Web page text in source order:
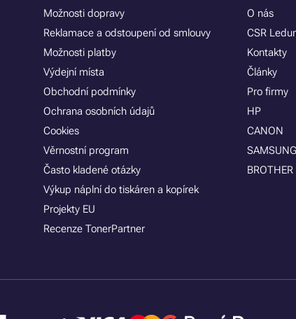
Možnosti dopravy
Reklamace a odstoupení od smlouvy
Možnosti platby
Výdejní místa
Obchodní podmínky
Ochrana osobních údajů
Cookies
Věrnostní program
Často kladené otázky
Výkup náplní do tiskáren a kopírek
Projekty EU
Recenze TonerPartner
O nás
CSR
Kontakty
Články
Pro firmy
HP
CANON
SAMSUNG
BROTHER